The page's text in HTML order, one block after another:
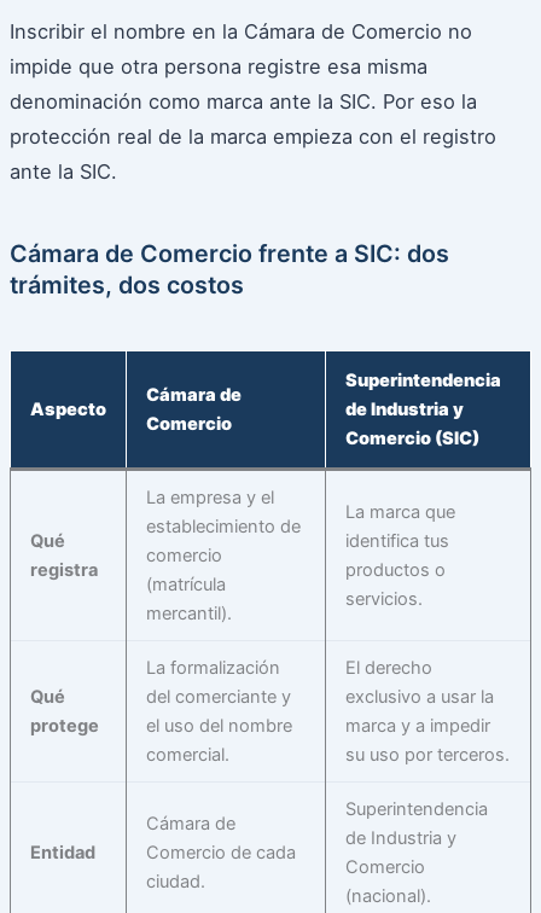
Inscribir el nombre en la Cámara de Comercio no
impide que otra persona registre esa misma
denominación como marca ante la SIC. Por eso la
protección real de la marca empieza con el registro
ante la SIC.
Cámara de Comercio frente a SIC: dos
trámites, dos costos
Aspecto
Cámara de
Comercio
Superintendencia
de Industria y
Comercio (SIC)
Qué
registra
La empresa y el
establecimiento de
comercio
(matrícula
mercantil).
La marca que
identifica tus
productos o
servicios.
Qué
protege
La formalización
del comerciante y
el uso del nombre
comercial.
El derecho
exclusivo a usar la
marca y a impedir
su uso por terceros.
Entidad
Cámara de
Comercio de cada
ciudad.
Superintendencia
de Industria y
Comercio
(nacional).